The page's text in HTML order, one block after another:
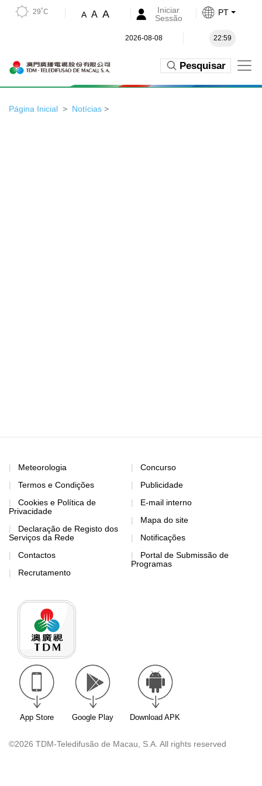
29˚C A A A
Iniciar
Sessão
PT
2026-08-08 22:59
Pesquisar
Página Inicial Notícias >
Meteorologia
Termos e Condições
Cookies e Política de
Privacidade
Declaração de Registo dos
Serviços da Rede
Contactos
Recrutamento
Concurso
Publicidade
E-mail interno
Mapa do site
Notificações
Portal de Submissão de
Programas
App Store Google Play Download APK
©2026 TDM-Teledifusão de Macau, S.A. All rights reserved